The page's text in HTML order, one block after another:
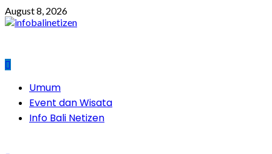
Skip
to
August 8, 2026
PrimaryUmum
Event dan Wisata
Info Bali Netizen